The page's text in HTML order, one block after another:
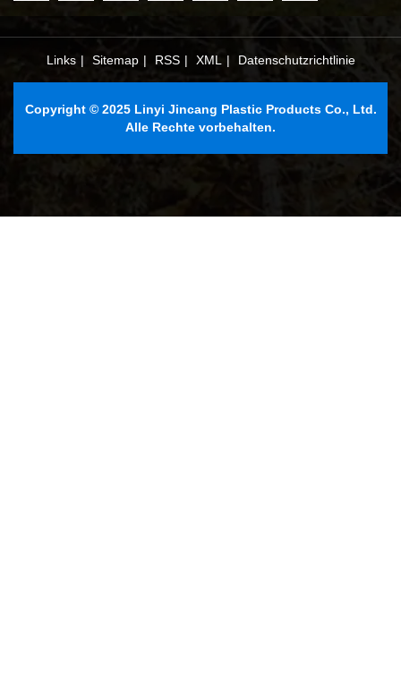
Links | Sitemap | RSS | XML | Datenschutzrichtlinie
Copyright © 2025 Linyi Jincang Plastic Products Co., Ltd.
Alle Rechte vorbehalten.